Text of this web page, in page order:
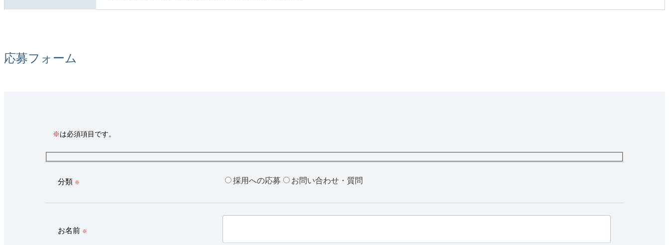
応募フォーム
※ は必須項目です。
分類 ※ 採用への応募 お問い合わせ・質問
お名前 ※